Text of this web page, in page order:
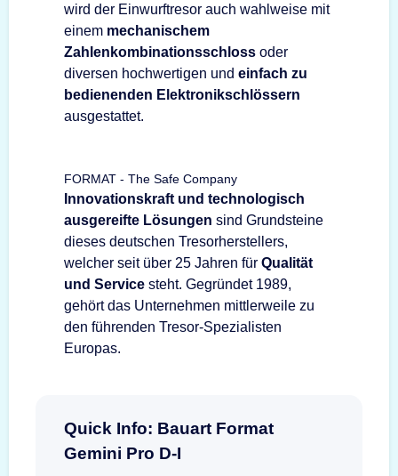
wird der Einwurftresor auch wahlweise mit
einem mechanischem
Zahlenkombinationsschloss oder
diversen hochwertigen und einfach zu
bedienenden Elektronikschlössern
ausgestattet.
FORMAT - The Safe Company
Innovationskraft und technologisch
ausgereifte Lösungen sind Grundsteine
dieses deutschen Tresorherstellers,
welcher seit über 25 Jahren für Qualität
und Service steht. Gegründet 1989,
gehört das Unternehmen mittlerweile zu
den führenden Tresor-Spezialisten
Europas.
Quick Info: Bauart Format
Gemini Pro D-I